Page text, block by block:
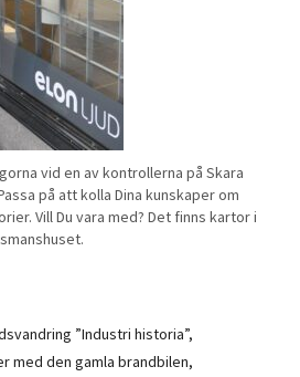
vid en av kontrollerna på Skara
på att kolla Dina kunskaper om
Vill Du vara med? Det finns kartor i
”Industri historia”,
med den gamla brandbilen,